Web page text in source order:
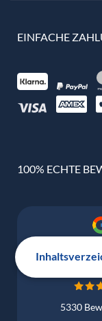
EINFACHE
100% ECHTE
Google
5330